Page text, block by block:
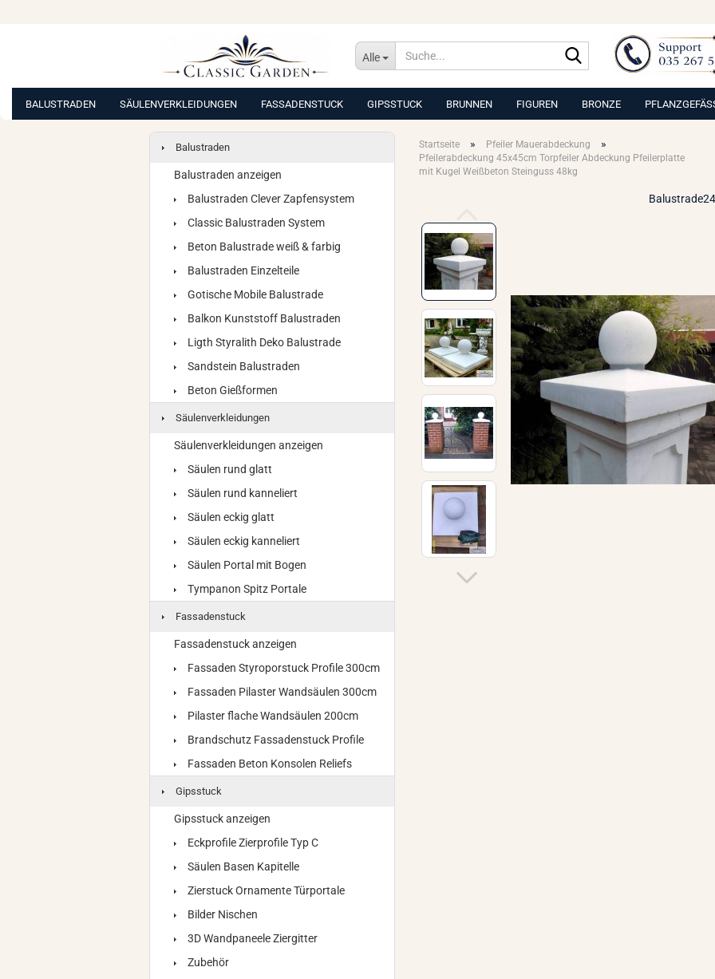
Alle
Suche...
BALUSTRADEN SÄULENVERKLEIDUNGEN FASSADENSTUCK GIPSSTUCK BRUNNEN FIGUREN BRONZE
Startseite » Pfeiler Mauerabdeckung »
Pfeilerabdeckung 45x45cm Torpfeiler Abdeckung Pfeilerplatte
mit Kugel Weißbeton Steinguss 48kg
Balustraden
Balustraden anzeigen
Balustraden Clever Zapfensystem
Classic Balustraden System
Beton Balustrade weiß & farbig
Balustraden Einzelteile
Gotische Mobile Balustrade
Balkon Kunststoff Balustraden
Ligth Styralith Deko Balustrade
Sandstein Balustraden
Beton Gießformen
Säulenverkleidungen
Säulenverkleidungen anzeigen
Säulen rund glatt
Säulen rund kanneliert
Säulen eckig glatt
Säulen eckig kanneliert
Säulen Portal mit Bogen
Tympanon Spitz Portale
Fassadenstuck
Fassadenstuck anzeigen
Fassaden Styroporstuck Profile 300cm
Fassaden Pilaster Wandsäulen 300cm
Pilaster flache Wandsäulen 200cm
Brandschutz Fassadenstuck Profile
Fassaden Beton Konsolen Reliefs
Gipsstuck
Gipsstuck anzeigen
Eckprofile Zierprofile Typ C
Säulen Basen Kapitelle
Zierstuck Ornamente Türportale
Bilder Nischen
3D Wandpaneele Ziergitter
Zubehör